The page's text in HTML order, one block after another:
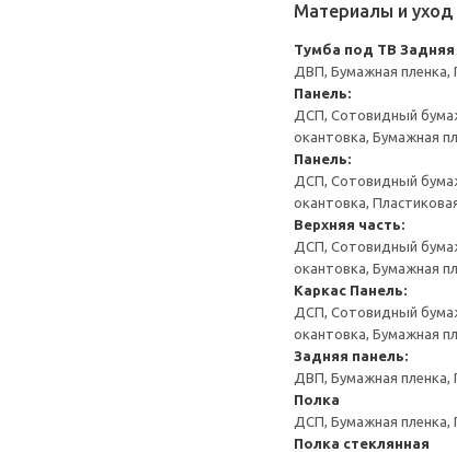
Материалы и уход
Тумба под ТВ Задняя
ДВП, Бумажная пленка,
Панель:
ДСП, Сотовидный
окантовка, Бумажная
Панель:
ДСП, Сотовидный
окантовка,
Верхняя часть:
ДСП, Сотовидный
окантовка, Бумажная
Каркас Панель:
ДСП, Сотовидный
окантовка, Бумажная
Задняя панель:
ДВП, Бумажная пленка,
Полка
ДСП, Бумажная пленка,
Полка стеклянная